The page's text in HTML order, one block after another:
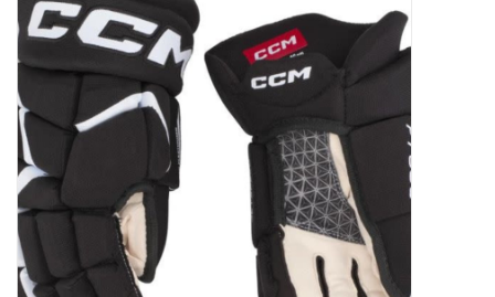
FITNESS & ULTIMATE SHAPE
Schaatsen
Rolschaatsen
SALE
Merken